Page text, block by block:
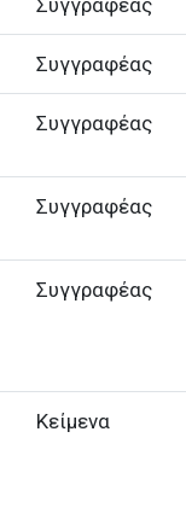
Συγγραφέας
Συγγραφέας
Συγγραφέας
Κείμενα